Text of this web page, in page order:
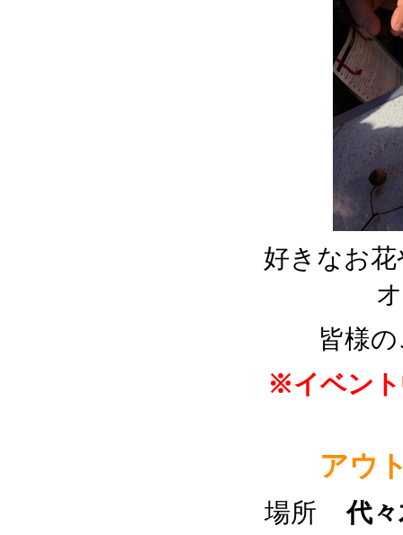
好きなお
皆様
※イベント
アウ
場所
代